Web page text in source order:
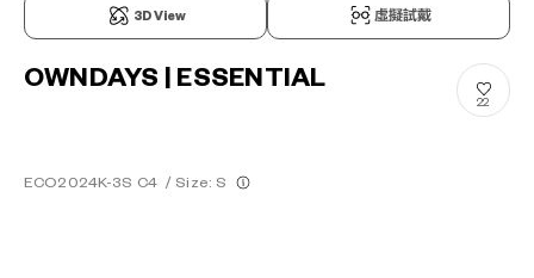
3D View 虛擬試戴
OWNDAYS | ESSENTIAL
ECO2024K-3S C4 / Size: S
22